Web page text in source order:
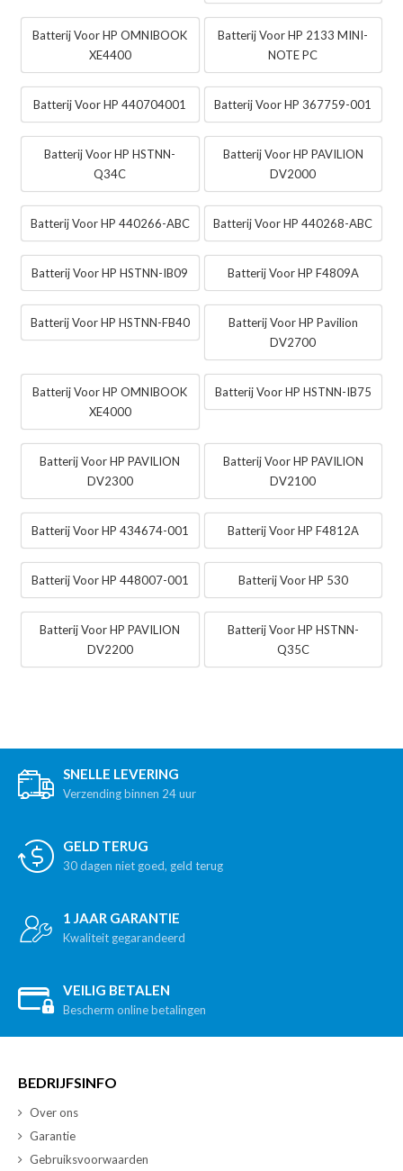
Batterij Voor HP OMNIBOOK
XE4400
Batterij Voor HP 2133 MINI-
NOTE PC
Batterij Voor HP 440704001 Batterij Voor HP 367759-001
Batterij Voor HP HSTNN-
Q34C
Batterij Voor HP PAVILION
DV2000
Batterij Voor HP 440266-ABC Batterij Voor HP 440268-ABC
Batterij Voor HP HSTNN-IB09 Batterij Voor HP F4809A
Batterij Voor HP HSTNN-FB40
Batterij Voor HP Pavilion
DV2700
Batterij Voor HP OMNIBOOK
XE4000
Batterij Voor HP HSTNN-IB75
Batterij Voor HP PAVILION
DV2300
Batterij Voor HP PAVILION
DV2100
Batterij Voor HP 434674-001 Batterij Voor HP F4812A
Batterij Voor HP 448007-001 Batterij Voor HP 530
Batterij Voor HP PAVILION
DV2200
Batterij Voor HP HSTNN-
Q35C
SNELLE LEVERING
Verzending binnen 24 uur
GELD TERUG
30 dagen niet goed, geld terug
1 JAAR GARANTIE
Kwaliteit gegarandeerd
VEILIG BETALEN
Bescherm online betalingen
BEDRIJFSINFO
Over ons
Garantie
Gebruiksvoorwaarden